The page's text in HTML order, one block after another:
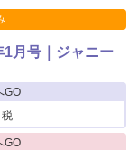
月号｜ジャニー
GO
GO